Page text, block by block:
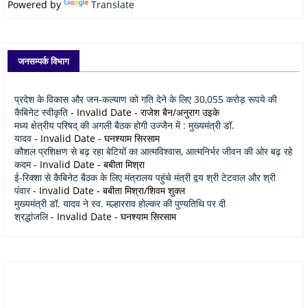
Powered by Translate
जनसम्पर्क विभाग
प्रदेश के विकास और जन-कल्याण को गति देने के लिए 30,055 करोड़ रूपये की
कैबिनेट स्वीकृति - Invalid Date - राजेश बैन/अनुराग उइके
मध्य क्षेत्रीय परिषद् की अगली बैठक होगी उज्जैन में : मुख्यमंत्री डॉ.
यादव - Invalid Date - घनश्याम सिरसाम
कौशल प्रशिक्षण से बढ़ रहा बेटियों का आत्मविश्वास, आत्मनिर्भर जीवन की ओर बढ़ रहे
कदम- Invalid Date - बबीता मिश्रा
ई-रिक्शा से कैबिनेट बैठक के लिए मंत्रालय पहुंचे मंत्री द्वय श्री टेटवाल और श्री
पंवार- Invalid Date - बबीता मिश्रा/शिवम शुक्ल
मुख्यमंत्री डॉ. यादव ने स्व. मल्हारराव होल्कर की पुण्यतिथि पर दी
श्रद्धांजलि- Invalid Date - घनश्याम सिरसाम